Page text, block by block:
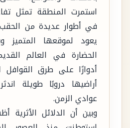
استمرت المنطقة تمثل
في أطوار عديدة من الحقب
يعود لموقعها المتميز
الحضارة في العالم
أدوارًا على طرق
أراضيها دروبًا طويلة
عوادي الزمن.
وبين أن الدلائل الأثرية